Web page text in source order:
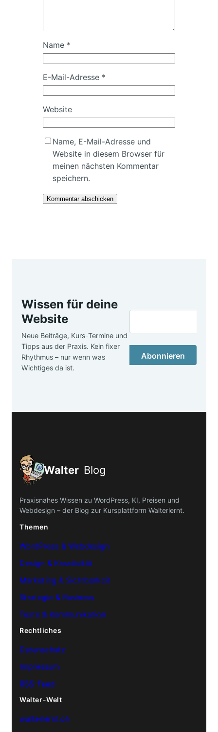
Name *
E-Mail-Adresse *
Website
Name, E-Mail-Adresse und
Website in diesem Browser für
meinen nächsten Kommentar
speichern.
Wissen für deine
Website
Neue Beiträge, Kurs-Termine und
Tipps aus der Praxis. Kein fixer
Rhythmus – nur wenn was
Wichtiges da ist.
Abonnieren
Walter Blog
Praxisnahes Wissen zu WordPress, KI, Preisen und
Webdesign – der Blog zur Kursplattform Walterlernt.
Themen
WordPress & Webdesign
Design & Kreativität
Marketing & Sichtbarkeit
Strategie & Business
Texte & Kommunikation
Rechtliches
Datenschutz
Impressum
RSS-Feed
Walter-Welt
walterlernt.ch